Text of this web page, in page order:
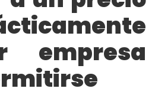
empresa